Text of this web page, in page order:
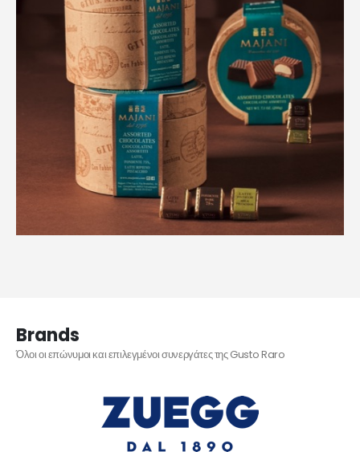
Brands
Όλοι οι επώνυμοι και επιλεγμένοι συνεργάτες της Gusto Raro